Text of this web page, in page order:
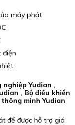
máy phát
điện
nghiệp Yudian ,
, Bộ điều khiển
minh Yudian
để được hỗ trợ giá